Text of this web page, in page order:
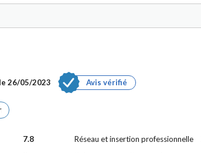
26/05/2023 Avis vérifié
7.8
Réseau et insertion professionnelle